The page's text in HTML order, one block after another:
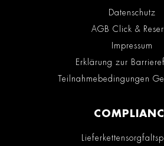
Datenschutz
AGB Click &
Impressum
Erklärung zur
Teilnahmebedingungen